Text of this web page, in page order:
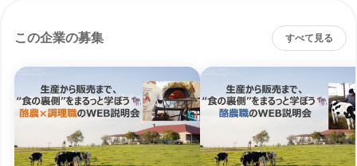
この企業の募集 すべて見る